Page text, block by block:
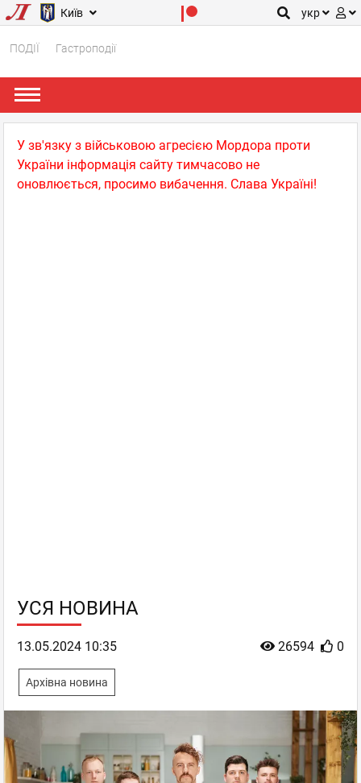
Київ укр
ПОДІЇ Гастроподії
У зв'язку з військовою агресією Мордора проти
України інформація сайту тимчасово не
оновлюється, просимо вибачення. Слава Україні!
УСЯ НОВИНА
26594 0
13.05.2024 10:35
Архівна новина